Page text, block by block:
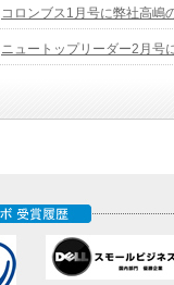
コロンブス1月号に弊社高嶋
ニュートップリーダー2月号